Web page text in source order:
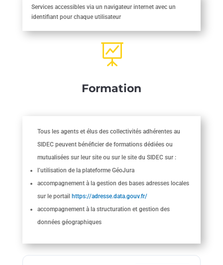
Services accessibles via un navigateur internet avec un
identifiant pour chaque utilisateur

Formation
Tous les agents et élus des collectivités adhérentes au
SIDEC peuvent bénéficier de formations dédiées ou
mutualisées sur leur site ou sur le site du SIDEC sur :
l’utilisation de la plateforme GéoJura
accompagnement à la gestion des bases adresses locales
sur le portail https://adresse.data.gouv.fr/
accompagnement à la structuration et gestion des
données géographiques